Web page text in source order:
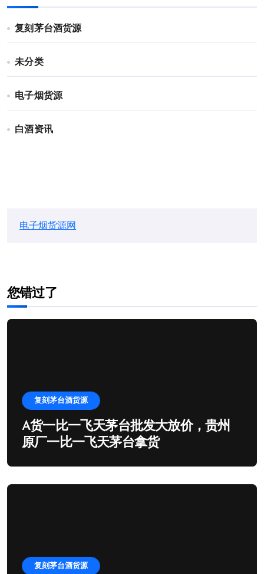
复刻茅台酒货源
未分类
电子烟货源
白酒资讯
电子烟货源网
您错过了
复刻茅台酒货源
A货一比一飞天茅台批发大放价，贵州
原厂一比一飞天茅台拿货
复刻茅台酒货源